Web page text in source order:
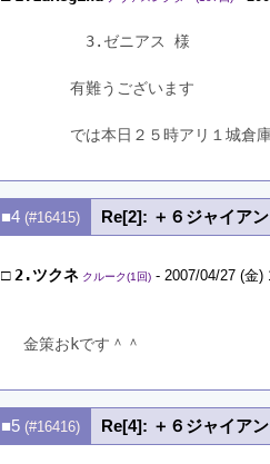
3.ゼニアス 様
有難うございます
では本日２５時アリ１城倉庫
■4 (#16415) Re[2]: ＋６ジャイア
□ 2.ツクネ クルーク(1回) - 2007/04/27 (金
金策おkです＾＾
■5 (#16416) Re[4]: ＋６ジャイア